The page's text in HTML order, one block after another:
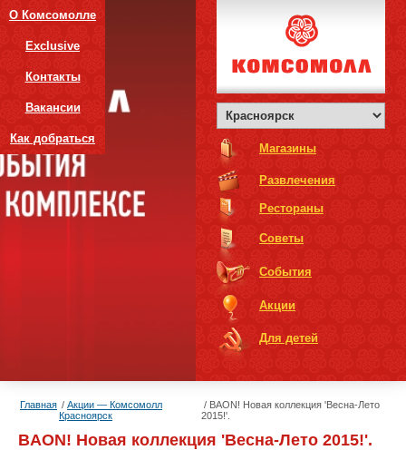
О Комсомолле
Exclusive
Контакты
Вакансии
Как добраться
Магазины
Развлечения
Рестораны
Советы
События
Акции
Для детей
Главная
Акции — Комсомолл
Красноярск
BAON! Новая коллекция 'Весна-Лето
2015!'.
BAON! Новая коллекция 'Весна-Лето 2015!'.